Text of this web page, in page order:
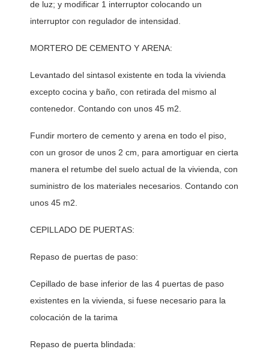
de luz; y modificar 1 interruptor colocando un
interruptor con regulador de intensidad.
MORTERO DE CEMENTO Y ARENA:
Levantado del sintasol existente en toda la vivienda
excepto cocina y baño, con retirada del mismo al
contenedor. Contando con unos 45 m2.
Fundir mortero de cemento y arena en todo el piso,
con un grosor de unos 2 cm, para amortiguar en cierta
manera el retumbe del suelo actual de la vivienda, con
suministro de los materiales necesarios. Contando con
unos 45 m2.
CEPILLADO DE PUERTAS:
Repaso de puertas de paso:
Cepillado de base inferior de las 4 puertas de paso
existentes en la vivienda, si fuese necesario para la
colocación de la tarima
Repaso de puerta blindada: